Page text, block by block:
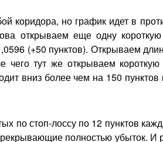
коридора, но график идет в
открываем еще одну короткую
(+50 пунктов). Открываем
чего тут же открываем
вниз более чем на 150 пунктов
по стоп-лоссу по 12 пунктов
полностью убыток.